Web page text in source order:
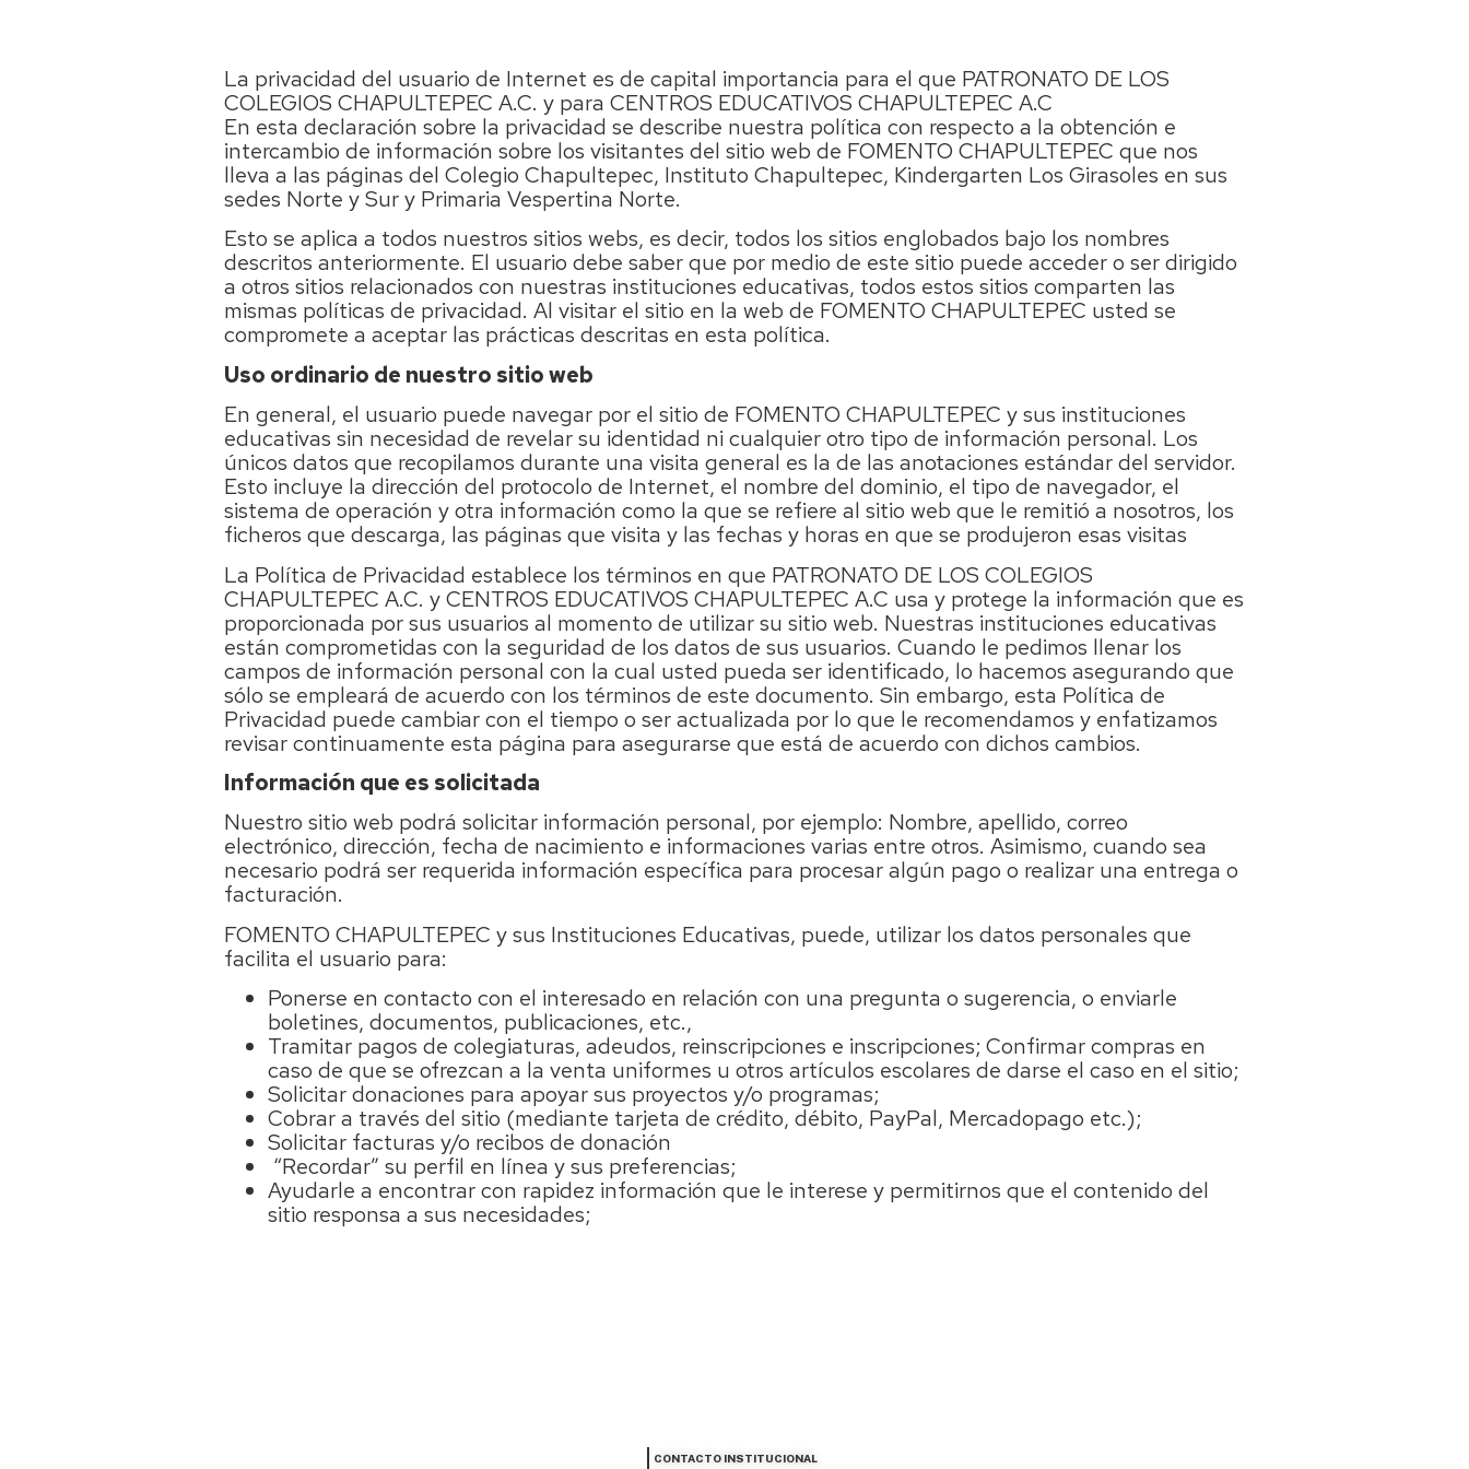
La privacidad del usuario de Internet es de capital importancia para el que PATRONATO DE LOS
COLEGIOS CHAPULTEPEC A.C. y para CENTROS EDUCATIVOS CHAPULTEPEC A.C
En esta declaración sobre la privacidad se describe nuestra política con respecto a la obtención e
intercambio de información sobre los visitantes del sitio web de FOMENTO CHAPULTEPEC que nos
lleva a las páginas del Colegio Chapultepec, Instituto Chapultepec, Kindergarten Los Girasoles en sus
sedes Norte y Sur y Primaria Vespertina Norte.
Esto se aplica a todos nuestros sitios webs, es decir, todos los sitios englobados bajo los nombres
descritos anteriormente. El usuario debe saber que por medio de este sitio puede acceder o ser dirigido
a otros sitios relacionados con nuestras instituciones educativas, todos estos sitios comparten las
mismas políticas de privacidad. Al visitar el sitio en la web de FOMENTO CHAPULTEPEC usted se
compromete a aceptar las prácticas descritas en esta política.
Uso ordinario de nuestro sitio web
En general, el usuario puede navegar por el sitio de FOMENTO CHAPULTEPEC y sus instituciones
educativas sin necesidad de revelar su identidad ni cualquier otro tipo de información personal. Los
únicos datos que recopilamos durante una visita general es la de las anotaciones estándar del servidor.
Esto incluye la dirección del protocolo de Internet, el nombre del dominio, el tipo de navegador, el
sistema de operación y otra información como la que se refiere al sitio web que le remitió a nosotros, los
ficheros que descarga, las páginas que visita y las fechas y horas en que se produjeron esas visitas
La Política de Privacidad establece los términos en que PATRONATO DE LOS COLEGIOS
CHAPULTEPEC A.C. y CENTROS EDUCATIVOS CHAPULTEPEC A.C usa y protege la información que es
proporcionada por sus usuarios al momento de utilizar su sitio web. Nuestras instituciones educativas
están comprometidas con la seguridad de los datos de sus usuarios. Cuando le pedimos llenar los
campos de información personal con la cual usted pueda ser identificado, lo hacemos asegurando que
sólo se empleará de acuerdo con los términos de este documento. Sin embargo, esta Política de
Privacidad puede cambiar con el tiempo o ser actualizada por lo que le recomendamos y enfatizamos
revisar continuamente esta página para asegurarse que está de acuerdo con dichos cambios.
Información que es solicitada
Nuestro sitio web podrá solicitar información personal, por ejemplo: Nombre, apellido, correo
electrónico, dirección, fecha de nacimiento e informaciones varias entre otros. Asimismo, cuando sea
necesario podrá ser requerida información específica para procesar algún pago o realizar una entrega o
facturación.
FOMENTO CHAPULTEPEC y sus Instituciones Educativas, puede, utilizar los datos personales que
facilita el usuario para:
Ponerse en contacto con el interesado en relación con una pregunta o sugerencia, o enviarle
boletines, documentos, publicaciones, etc.,
Tramitar pagos de colegiaturas, adeudos, reinscripciones e inscripciones; Confirmar compras en
caso de que se ofrezcan a la venta uniformes u otros artículos escolares de darse el caso en el sitio;
Solicitar donaciones para apoyar sus proyectos y/o programas;
Cobrar a través del sitio (mediante tarjeta de crédito, débito, PayPal, Mercadopago etc.);
Solicitar facturas y/o recibos de donación
“Recordar” su perfil en línea y sus preferencias;
Ayudarle a encontrar con rapidez información que le interese y permitirnos que el contenido del
sitio responsa a sus necesidades;
CONTACTO INSTITUCIONAL